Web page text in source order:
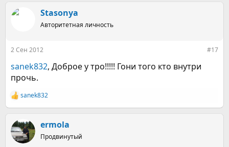
к
Stasonya
Авторитетная личность
2 Сен 2012 #17
sanek832, Доброе у тро!!!!! Гони того кто внутри
прочь.
Р
е
к
ц
и
sanek832
ermola
Продвинутый